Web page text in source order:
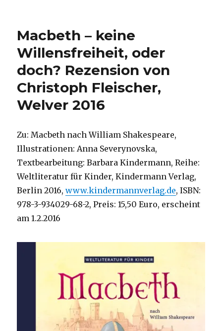
Macbeth – keine
Willensfreiheit, oder
doch? Rezension von
Christoph Fleischer,
Welver 2016
Zu: Macbeth nach William Shakespeare,
Illustrationen: Anna Severynovska,
Textbearbeitung: Barbara Kindermann, Reihe:
Weltliteratur für Kinder, Kindermann Verlag,
Berlin 2016,www.kindermannverlag.de, ISBN:
978-3-934029-68-2, Preis: 15,50 Euro, erscheint
am 1.2.2016